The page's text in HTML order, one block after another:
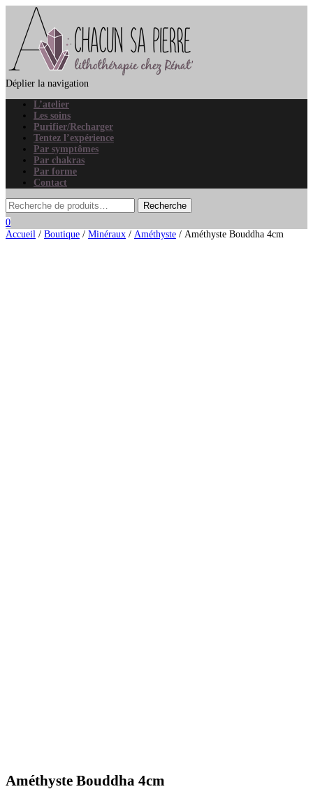
Déplier la navigation
L’atelier
Les soins
Purifier/Recharger
Tentez l’expérience
Par symptômes
Par chakras
Par forme
Contact
0
Accueil / Boutique / Minéraux / Améthyste / Améthyste Bouddha 4cm
Améthyste Bouddha 4cm